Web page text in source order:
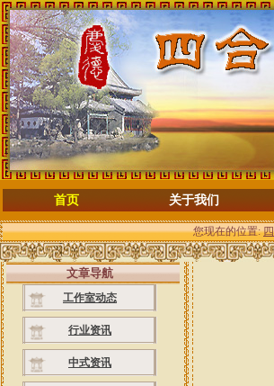
首页 关于我们
您现在的位置:
文章导航
工作室动态
行业资讯
中式资讯